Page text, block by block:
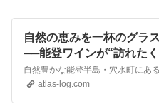
自然の恵みを一杯のグラ
──能登ワインが“訪れた
所”へ - Atlas Log 〜旅で
だけの地図。〜
atlas-log.com